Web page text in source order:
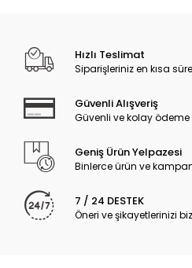
Hızlı Teslimat
Siparişleriniz en kısa
Güvenli Alışveriş
Güvenli ve kolay
Geniş Ürün Yelpazesi
Binlerce ürün ve
7 / 24 DESTEK
Öneri ve şikayetlerinizi